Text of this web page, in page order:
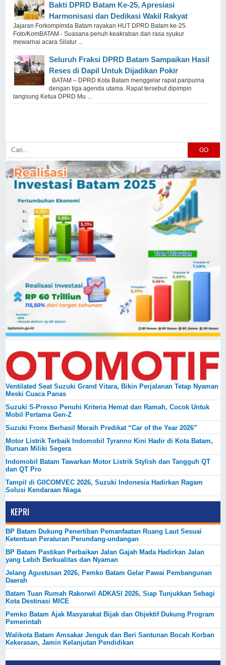
Bakti DPRD Batam Ke-25, Apresiasi
Harmonisasi dan Dedikasi Wakil Rakyat
Jajaran Forkompimda Batam rayakan HUT DPRD Batam ke-25.
Foto/KomBATAM - Suasana penuh keakraban dan rasa syukur
mewarnai acara Silatur ...
Seluruh Fraksi DPRD Batam Sampaikan Hasil
Reses di Dapil Untuk Dijadikan Pokir
BATAM – DPRD Kota Batam menggelar rapat paripurna
dengan tiga agenda utama. Rapat tersebut dipimpin
langsung Ketua DPRD Mu ...
GO
Ventilated Seat Suzuki Grand Vitara, Bikin Perjalanan Tetap Nyaman
Meski Cuaca Panas
Suzuki S-Presso Penuhi Kriteria Hemat dan Ramah, Cocok Untuk
Mobil Pertama Gen-Z
Suzuki Fronx Berhasil Meraih Predikat “Car of the Year 2026”
Motor Listrik Terbaik Indomobil Tyranno Kini Hadir di Kota Batam,
Buruan Miliki Segera
Indomobil Batam Tawarkan Motor Listrik Stylish dan Tangguh QT
dan QT Pro
Tampil di GIICOMVEC 2026, Suzuki Indonesia Hadirkan Ragam
Solusi Kendaraan Niaga
KEPRI
BP Batam Dukung Penertiban Pemanfaatan Ruang Laut Sesuai
Ketentuan Peraturan Perundang-undangan
BP Batam Pastikan Perbaikan Jalan Gajah Mada Hadirkan Jalan
yang Lebih Berkualitas dan Nyaman
Jelang Agustusan 2026, Pemko Batam Gelar Pawai Pembangunan
Daerah
Batam Tuan Rumah Rakorwil ADKASI 2026, Siap Tunjukkan Sebagi
Kota Destinasi MICE
Pemko Batam Ajak Masyarakat Bijak dan Objektif Dukung Program
Pemerintah
Walikota Batam Amsakar Jenguk dan Beri Santunan Bocah Korban
Kekerasan, Jamin Kelanjutan Pendidikan